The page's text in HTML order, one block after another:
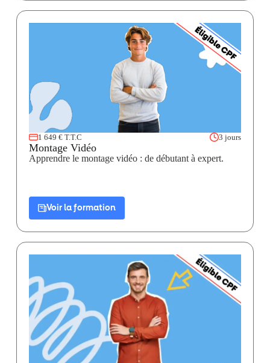
1 649 € T.T.C 3 jours
Montage Vidéo
Apprendre le montage vidéo : de débutant à expert.
Voir la formation